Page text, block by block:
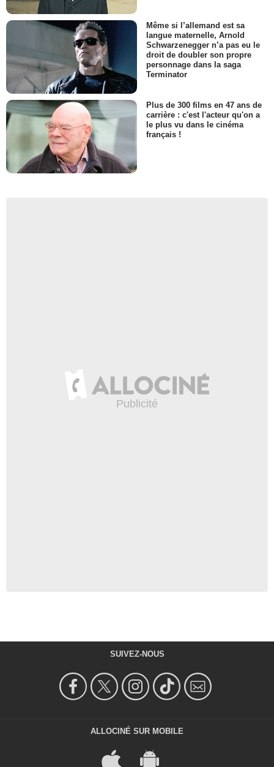
Même si l’allemand est sa
langue maternelle, Arnold
Schwarzenegger n’a pas eu le
droit de doubler son propre
personnage dans la saga
Terminator
Plus de 300 films en 47 ans de
carrière : c'est l'acteur qu'on a
le plus vu dans le cinéma
français !
SUIVEZ-NOUS
ALLOCINÉ SUR MOBILE